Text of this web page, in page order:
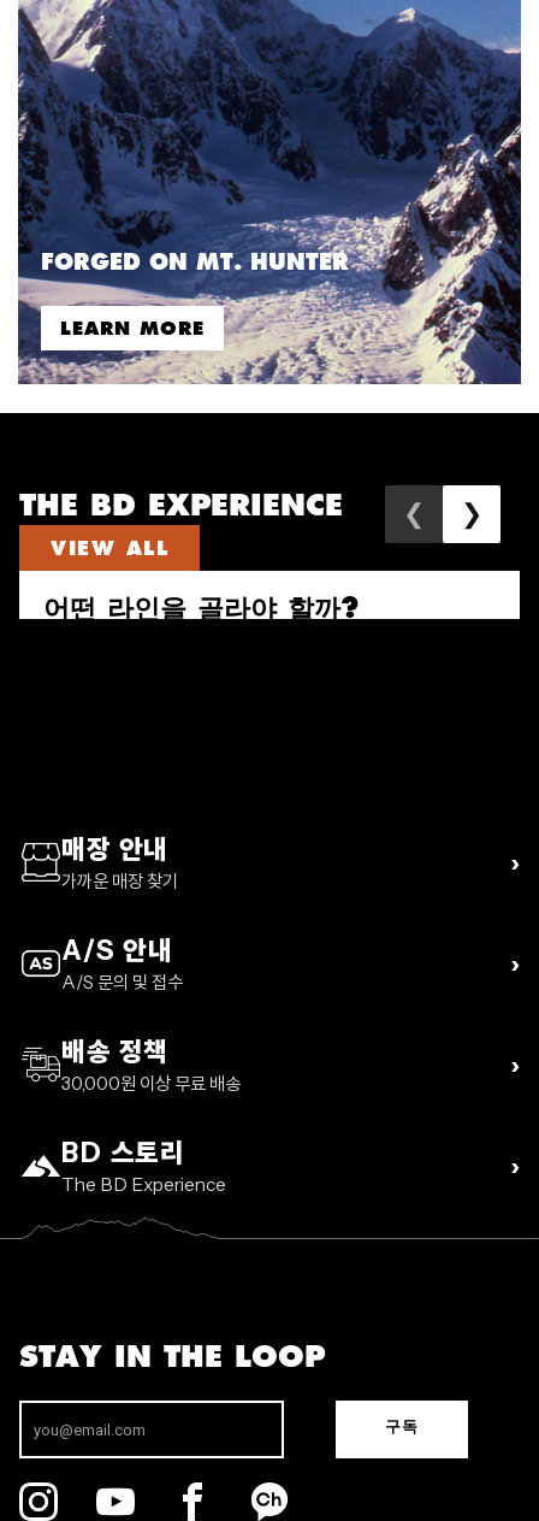
FORGED ON MT. HUNTER
LEARN MORE
THE BD EXPERIENCE
VIEW ALL
❮ ❯
어떤 라인을 골라야 할까?
매장 안내
가까운 매장 찾기
›
A/S 안내
A/S 문의 및 접수
›
배송 정책
30,000원 이상 무료 배송
›
BD 스토리
The BD Experience
›
STAY IN THE LOOP
구독